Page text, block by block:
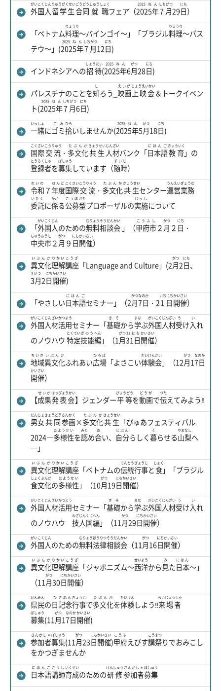
外国人
がいこくじん
留学生
りゅうがくせい
合同
ごうどう
就職
しゅうしょく
フェア（2025年
2025ねん
7月
しちがつ
29日
にち
）
「ベトナム料理
りょうり
～バインゴイ～」「ブラジル料理
りょうり
～パス
テウ～」(2025年
2025ねん
7月
しちがつ
12日
にち
)
インドネシアへの招待
しょうたい
(2025年
2025ねん
6月
がつ
28日
にち
)
パレスチナのことを知
し
ろう_ 映画
えいが
上映会
じょうえいかい
＆トークイベン
ト(2025年
2025ねん
7月
しちがつ
6日
にち
)
一緒
いっしょ
にゴミ
ごみ
拾
ひろ
いしませんか(2025年
2025ねん
5月
がつ
18日
にち
)
国際
こくさい
交流
こうりゅう
・ 多文化
たぶんか
共生
きょうせい
人材
じんざい
バンク「日本語
にほんご
教育
きょういく
」の
登録者
とうろくしゃ
を募集
ぼしゅう
しています（随時
ずいじ
）
令和
れいわ
７年度
ねんど
国際
こくさい
交流
こうりゅう
・ 多文化
たぶんか
共生
きょうせい
センター運営
うんえい
業務
ぎょうむ
委託
いたく
に係
かか
る公募
こうぼ
型
がた
プロポーザルの実施
じっし
について
「外国人
がいこくじん
のための無料
むりょう
相談会
そうだんかい
」（甲府市
こうふし
２月
がつ
２ 日
にち
・
中央市
ちゅうおうし
２月
がつ
９ 日
にち
開催
かいさい
）
異文化
いぶんか
理解
りかい
講座
こうざ
「Language and Culture」(2月
がつ
2日
にち
、
3月
3がつ
2日
にち
開催
かいさい
)
「やさしい日本語
にほんご
セミナー」（2月
がつ
7日
なのか
・21日
いちにち
開催
かいさい
）
外国
がいこく
人材
じんざい
活用
かつよう
セミナー「基礎
きそ
から学
まな
ぶ外国
がいこく
人材
じんざい
受
う
け入
い
れ
のノウハウ特定
とくてい
技能
ぎのう
編
へん
」（1月
がつ
31日
31にち
開催
かいさい
）
地域
ちいき
異文化
いぶんか
ふれあい広場
ひろば
「よさこい体験会
たいけんかい
」（12月
がつ
17日
なのか
開催
かいさい
）
【成果
せいか
発表会
はっぴょうかい
】ジェンダー平等
びょうどう
を動画
どうが
で伝
つた
えてみよう‼
男女
だんじょ
共同
きょうどう
参画
さんかく
×多文化
たぶんか
共生
きょうせい
「ぴゅあフェスティバル
2024―多様性
たようせい
を認
みと
め合
あ
い、 自分
じぶん
らしく暮
く
らせる山梨
やまなし
へ
―」
異文化
いぶんか
理解
りかい
講座
こうざ
「ベトナムの伝統行事
でんとうぎょうじ
と食
しょく
」「ブラジル
食文化
しょくぶんか
の多様性
たようせい
」（10月
がつ
19日
にち
開催
かいさい
）
外国
がいこく
人材
じんざい
活用
かつよう
セミナー「基礎
きそ
から学
まな
ぶ外国
がいこく
人材
じんざい
受
う
け入
い
れ
のノウハウ 技
わざ
人
じん
国
くに
編
へん
」（11月
がつ
29日
にち
開催
かいさい
）
外国人
がいこくじん
のための無料
むりょう
法律
ほうりつ
相談
そうだん
会
かい
（11月
がつ
16日
にち
開催
かいさい
）
異文化
いぶんか
理解
りかい
講座
こうざ
「ジャポニズム～西洋
せいよう
から見
み
た日本
にほん
～」
（11月
がつ
30日
にち
開催
かいさい
）
県民
けんみん
の日
ひ
記念
きねん
行事
ぎょうじ
で多文化
たぶんか
を体験
たいけん
しよう‼来場者
らいじょうしゃ
募集
ぼしゅう
(11月
がつ
17日
なのか
開催
かいさい
)
参加者
さんかしゃ
募集
ぼしゅう
(11月
がつ
23日
にち
開催
かいさい
)甲府
こうふ
えびす講
こう
祭
まつ
りでおみこし
をかつぎませんか
日本語
にほんご
講師
こうし
育成
いくせい
のための研修
けんしゅう
参加者
さんかしゃ
募集
ぼしゅう